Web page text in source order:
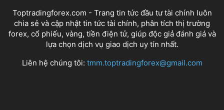
Toptradingforex.com - Trang tin tức đầu tư tài chính luôn
chia sẻ và cập nhật tin tức tài chính, phân tích thị trường
forex, cổ phiếu, vàng, tiền điện tử, giúp độc giả đánh giá và
lựa chọn dịch vụ giao dịch uy tín nhất.
Liên hệ chúng tôi: tmm.toptradingforex@gmail.com